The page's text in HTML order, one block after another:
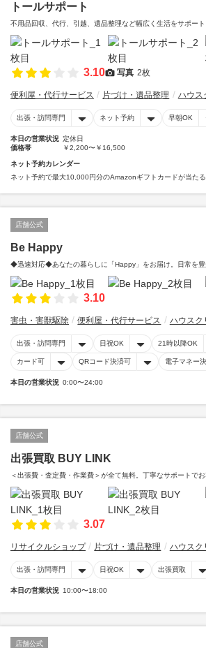
トールサポート
不用品回収、代行、引越、遺品整理など幅広く生活をサポート
3.10 写真 2枚
便利屋・代行サービス 片づけ・遺品整理 ハウス
出張・訪問専門 ネット予約 早朝OK
本日の営業状況 定休日
価格帯
￥2,200〜￥16,500
ネット予約カレンダー
ネット予約で最大10,000円分のAmazonギフトカードが当たる
店舗公式
Be Happy
◆迅速対応◆あなたの暮らしに「Happy」をお届け。日常を豊
3.10
害虫・害獣駆除 便利屋・代行サービス ハウスク
出張・訪問専門 日祝OK 21時以降OK
カード可 QRコード決済可 電子マネー
本日の営業状況 0:00〜24:00
店舗公式
出張買取 BUY LINK
＜出張費・査定費・作業費＞が全て無料。丁寧なサポートで
3.07
リサイクルショップ 片づけ・遺品整理 ハウスク
出張・訪問専門 日祝OK 出張買取
本日の営業状況 10:00〜18:00
店舗公式